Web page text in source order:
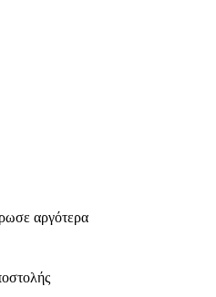
αργότερα